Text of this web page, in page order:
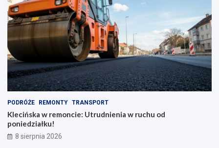
PODRÓŻE REMONTY TRANSPORT
Klecińska w remoncie: Utrudnienia w ruchu od
poniedziałku!
8 sierpnia 2026